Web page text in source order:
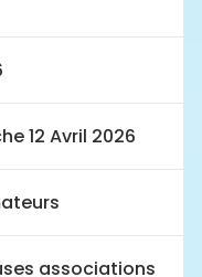
12 Avril 2026
associations